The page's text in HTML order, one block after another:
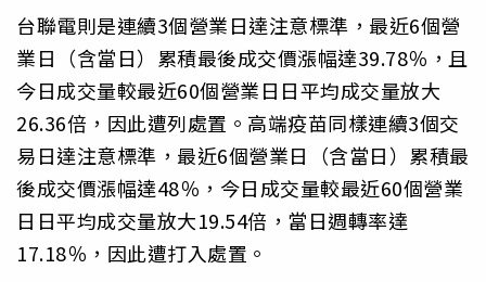
台聯電則是連續3個營業日達注意標準，最近6個營
業日（含當日）累積最後成交價漲幅達39.78％，且
今日成交量較最近60個營業日日平均成交量放大
26.36倍，因此遭列處置。高端疫苗同樣連續3個交
易日達注意標準，最近6個營業日（含當日）累積最
後成交價漲幅達48％，今日成交量較最近60個營業
日日平均成交量放大19.54倍，當日週轉率達
17.18％，因此遭打入處置。